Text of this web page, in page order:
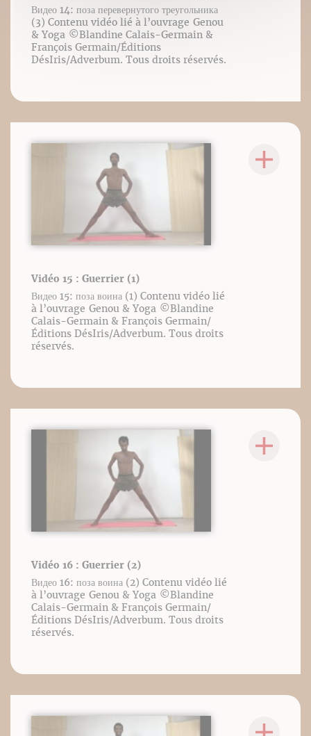
Видео 14: поза перевернутого треугольника
(3) Contenu vidéo lié à l’ouvrage Genou
& Yoga ©️Blandine Calais-Germain &
François Germain/Éditions
DésIris/Adverbum. Tous droits réservés.
Vidéo 15 : Guerrier (1)
Видео 15: поза воина (1) Contenu vidéo lié
à l’ouvrage Genou & Yoga ©️Blandine
Calais-Germain & François Germain/
Éditions DésIris/Adverbum. Tous droits
réservés.
Vidéo 16 : Guerrier (2)
Видео 16: поза воина (2) Contenu vidéo lié
à l’ouvrage Genou & Yoga ©️Blandine
Calais-Germain & François Germain/
Éditions DésIris/Adverbum. Tous droits
réservés.